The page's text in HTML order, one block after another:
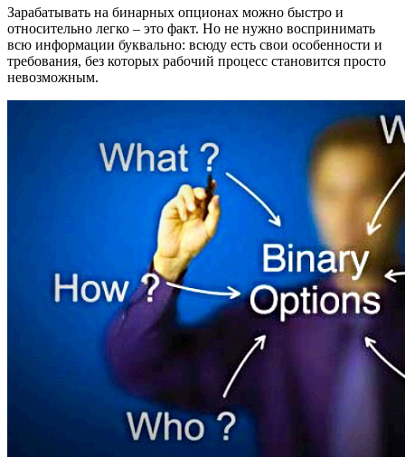
Зарабатывать на бинарных опционах можно быстро и
относительно легко – это факт. Но не нужно воспринимать
всю информации буквально: всюду есть свои особенности и
требования, без которых рабочий процесс становится просто
невозможным.